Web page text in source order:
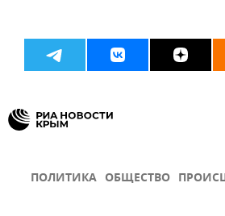
ПОЛИТИКА ОБЩЕСТВО